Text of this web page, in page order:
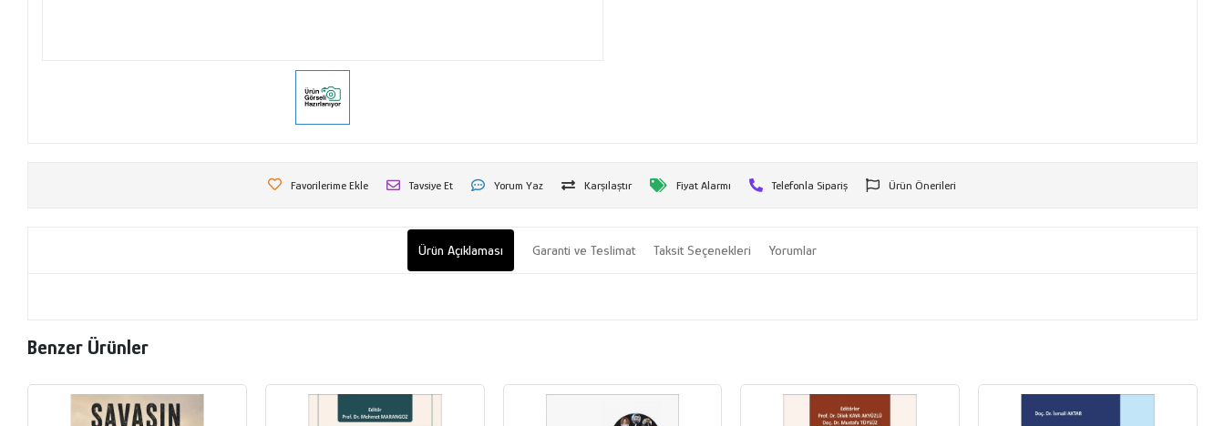
Favorilerime Ekle Tavsiye Et Yorum Yaz Karşılaştır Fiyat Alarmı Telefonla Sipariş Ürün Önerileri
Ürün Açıklaması Garanti ve Teslimat Taksit Seçenekleri Yorumlar
Benzer Ürünler